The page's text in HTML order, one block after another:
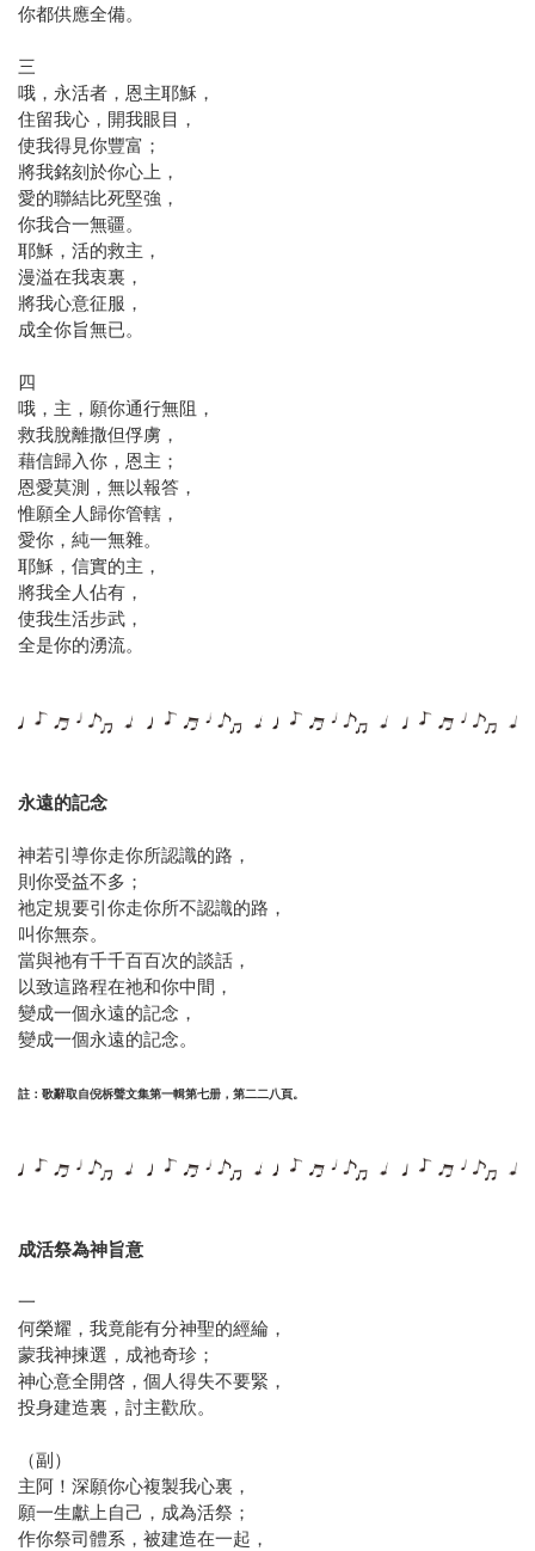
你都供應全備。
三
哦，永活者，恩主耶穌，
住留我心，開我眼目，
使我得見你豐富；
將我銘刻於你心上，
愛的聯結比死堅強，
你我合一無疆。
耶穌，活的救主，
漫溢在我衷裏，
將我心意征服，
成全你旨無已。
四
哦，主，願你通行無阻，
救我脫離撒但俘虜，
藉信歸入你，恩主；
恩愛莫測，無以報答，
惟願全人歸你管轄，
愛你，純一無雜。
耶穌，信實的主，
將我全人佔有，
使我生活步武，
全是你的湧流。
永遠的記念
神若引導你走你所認識的路，
則你受益不多；
祂定規要引你走你所不認識的路，
叫你無奈。
當與祂有千千百百次的談話，
以致這路程在祂和你中間，
變成一個永遠的記念，
變成一個永遠的記念。
註：歌辭取自倪柝聲文集第一輯第七册，第二二八頁。
成活祭為神旨意
一
何榮耀，我竟能有分神聖的經綸，
蒙我神揀選，成祂奇珍；
神心意全開啓，個人得失不要緊，
投身建造裏，討主歡欣。
（副）
主阿！深願你心複製我心裏，
願一生獻上自己，成為活祭；
作你祭司體系，被建造在一起，